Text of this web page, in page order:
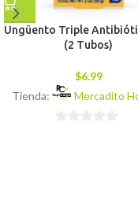
Ungüento Triple
(2 Tubos)
$6.99
Tienda:
Mercadito